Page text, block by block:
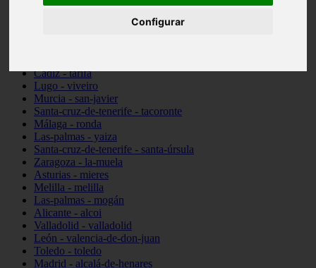
Configurar
Pontevedra - lalín
Cádiz - tarifa
Lugo - viveiro
Murcia - san-javier
Santa-cruz-de-tenerife - tacoronte
Málaga - ronda
Las-palmas - yaiza
Santa-cruz-de-tenerife - santa-úrsula
Zaragoza - la-muela
Asturias - mieres
Melilla - melilla
Las-palmas - mogán
Alicante - alcoi
Valladolid - valladolid
León - valencia-de-don-juan
Toledo - toledo
Madrid - alcalá-de-henares